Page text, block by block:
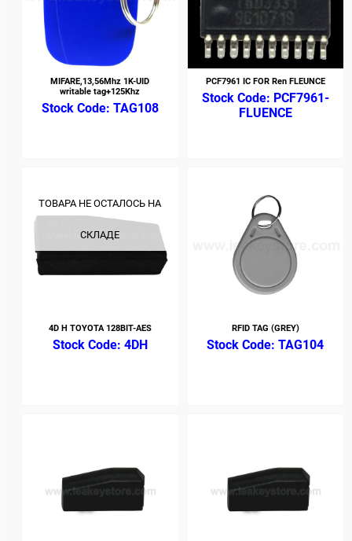
MIFARE,13,56Mhz 1K-UID
writable tag+125Khz
TAG108
PCF7961 IC FOR Ren FLEUNCE
PCF7961-
FLUENCE
ТОВАРА НЕ ОСТАЛОСЬ НА
СКЛАДЕ
4D H TOYOTA 128BIT-AES
4DH
RFID TAG (GREY)
TAG104